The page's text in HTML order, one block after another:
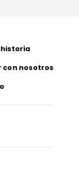
con nosotros